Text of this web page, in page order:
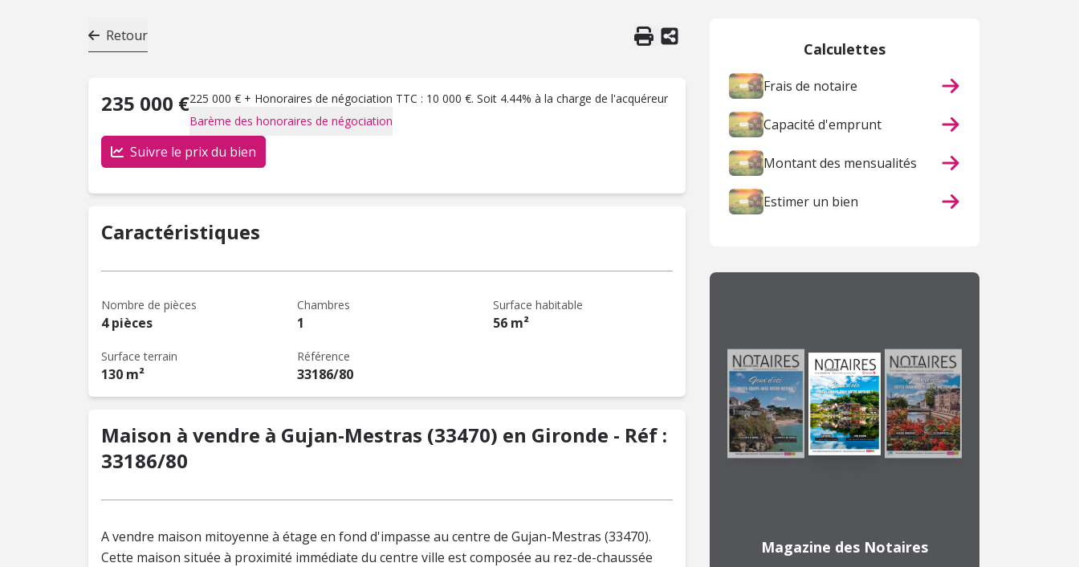
Retour
235 000 €225 000 € + Honoraires de négociation TTC : 10 000 €. Soit 4.44% à la charge de l'acquéreur
Barème des honoraires de négociation
Suivre le prix du bien
Caractéristiques
Nombre de pièces
4 pièces
Chambres
1
Surface habitable
56 m²
Surface terrain
130 m²
Référence
33186/80
Maison à vendre à Gujan-Mestras (33470) en Gironde - Réf :
33186/80
A vendre maison mitoyenne à étage en fond d'impasse au centre de Gujan-Mestras (33470).
Cette maison située à proximité immédiate du centre ville est composée au rez-de-chaussée
Calculettes
Frais de notaire
Capacité d'emprunt
Montant des mensualités
Estimer un bien
Magazine des Notaires